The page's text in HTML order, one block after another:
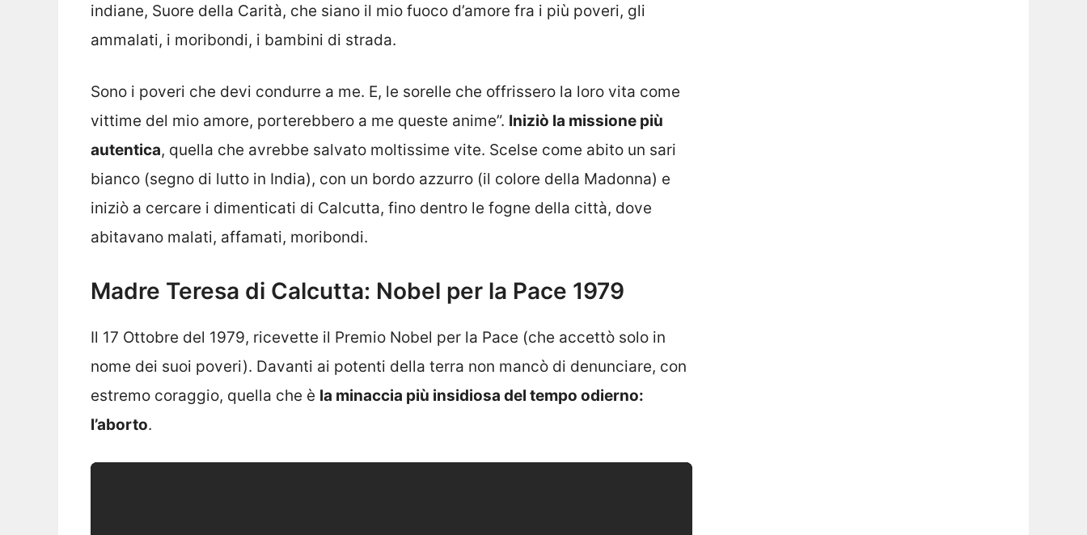
indiane, Suore della Carità, che siano il mio fuoco d’amore fra i più poveri, gli
ammalati, i moribondi, i bambini di strada.
Sono i poveri che devi condurre a me. E, le sorelle che offrissero la loro vita come
vittime del mio amore, porterebbero a me queste anime”. Iniziò la missione più
autentica, quella che avrebbe salvato moltissime vite. Scelse come abito un sari
bianco (segno di lutto in India), con un bordo azzurro (il colore della Madonna) e
iniziò a cercare i dimenticati di Calcutta, fino dentro le fogne della città, dove
abitavano malati, affamati, moribondi.
Madre Teresa di Calcutta: Nobel per la Pace 1979
Il 17 Ottobre del 1979, ricevette il Premio Nobel per la Pace (che accettò solo in
nome dei suoi poveri). Davanti ai potenti della terra non mancò di denunciare, con
estremo coraggio, quella che è la minaccia più insidiosa del tempo odierno:
l’aborto.